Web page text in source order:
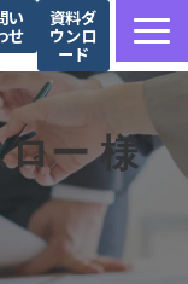
い
せ
資料ダ
ウンロ
ード
ー 様